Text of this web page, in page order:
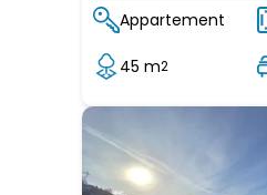
Appartement
45 m2